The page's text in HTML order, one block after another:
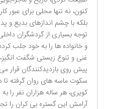
کنون، نه تنها محلی برای عبور
بلکه با چشم اندازهای بدیع و
توجه بسیاری از گردشگران
و خانواده ها را به خود جلب
غنی و تنوع زیستی شگفت انگیز،
پیش روی بازدیدکنندگان قرار
سکوت ماسه های روان گرفته
کویری، هر ساله هزاران نفر
آرامش این گستره بی کران را